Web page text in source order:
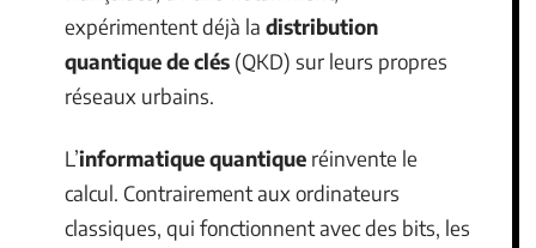
spectaculaires de la mécanique quantique
L’intrication quantiquepermet de sécuriser
les échanges de données avec une efficacité
l’état des particules intriquées, rendant la
moindre interception immédiatement
repérable. Plusieurs banques et institutions